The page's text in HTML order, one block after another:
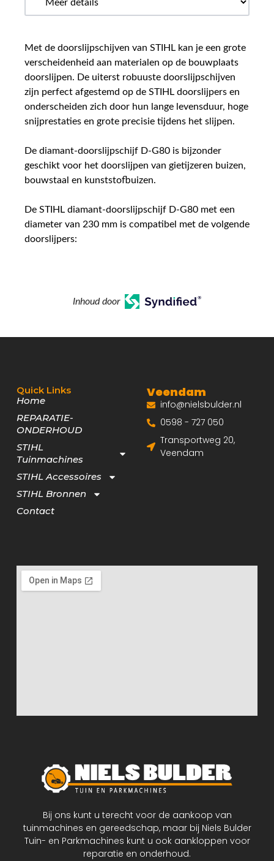
Met de doorslijpschijven van STIHL kan je een grote
verscheidenheid aan materialen op de bouwplaats
doorslijpen. De uiterst robuuste doorslijpschijven
zijn perfect afgestemd op de STIHL doorslijpers en
onderscheiden zich door hun lange levensduur, hoge
snijprestaties en grote precisie tijdens het slijpen.
De diamant-doorslijpschijf D-G80 is bijzonder
geschikt voor het doorslijpen van gietijzeren buizen,
bouwstaal en kunststofbuizen.
De STIHL diamant-doorslijpschijf D-G80 met een
diameter van 230 mm is compatibel met de volgende
doorslijpers:
Inhoud door
Bij ons kunt u terecht voor de aankoop van
tuinmachines en gereedschap, maar bij Niels Bulder
Tuin- en Parkmachines kunt u ook aankloppen voor
reparatie en onderhoud.
Quick Links
Home
REPARATIE-
ONDERHOUD
STIHL
Tuinmachines
STIHL Accessoires
STIHL Bronnen
Contact
Veendam
info@nielsbulder.nl
0598 - 727 050
Transportweg 20,
Veendam